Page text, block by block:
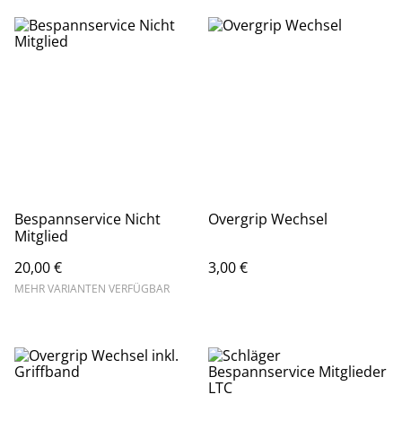
Bespannservice Nicht
Mitglied
20,00 €
MEHR VARIANTEN VERFÜGBAR
Overgrip Wechsel
3,00 €